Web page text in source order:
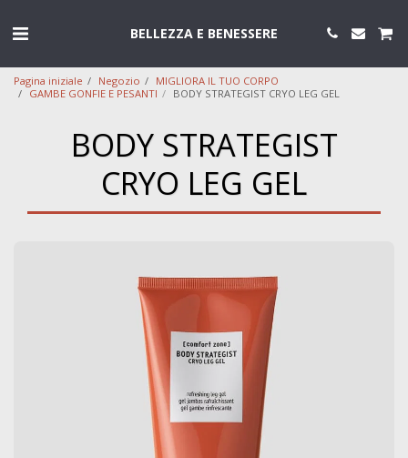
BELLEZZA E BENESSERE
Pagina iniziale Negozio
MIGLIORA IL TUO CORPO
GAMBE GONFIE E PESANTI
BODY STRATEGIST CRYO LEG GEL
BODY STRATEGIST
CRYO LEG GEL